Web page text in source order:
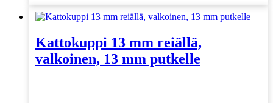
Kattokuppi 13 mm reiällä,
valkoinen, 13 mm putkelle